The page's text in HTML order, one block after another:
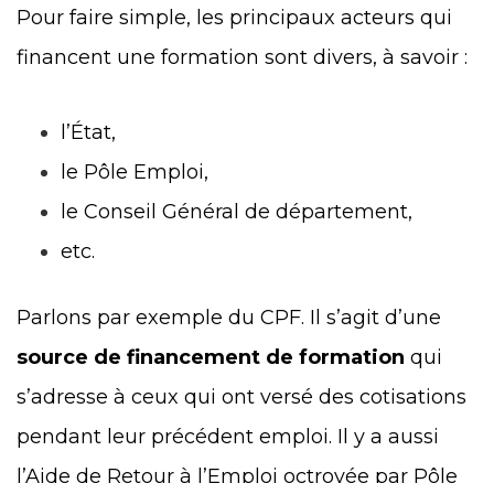
Pour faire simple, les principaux acteurs qui
financent une formation sont divers, à savoir :
l’État,
le Pôle Emploi,
le Conseil Général de département,
etc.
Parlons par exemple du CPF. Il s’agit d’une
source de financement de formation qui
s’adresse à ceux qui ont versé des cotisations
pendant leur précédent emploi. Il y a aussi
l’Aide de Retour à l’Emploi octroyée par Pôle